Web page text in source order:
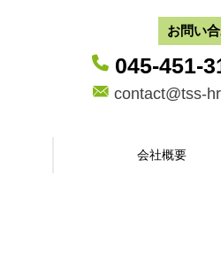
お問い
045-451-
contact@tss-
会社概要